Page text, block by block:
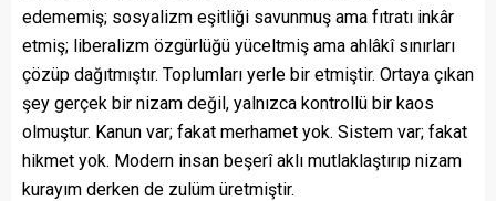
edememiş; sosyalizm eşitliği savunmuş ama fıtratı inkâr
etmiş; liberalizm özgürlüğü yüceltmiş ama ahlâkî sınırları
çözüp dağıtmıştır. Toplumları yerle bir etmiştir. Ortaya çıkan
şey gerçek bir nizam değil, yalnızca kontrollü bir kaos
olmuştur. Kanun var; fakat merhamet yok. Sistem var; fakat
hikmet yok. Modern insan beşerî aklı mutlaklaştırıp nizam
kurayım derken de zulüm üretmiştir.